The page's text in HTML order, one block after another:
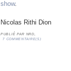
show.
Nicolas Rithi Dion
PUBLIÉ PAR NRD,
7 COMMENTAIRE(S)